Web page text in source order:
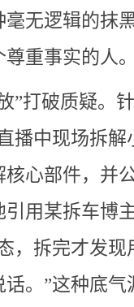
无逻辑的抹
重事实的人
”打破质疑。
播中现场拆解
心部件，并
用某拆车博
，拆完才发现
。”这种底气